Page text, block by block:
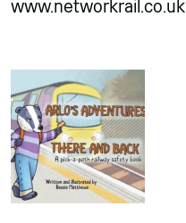
www.networkrail.co.uk